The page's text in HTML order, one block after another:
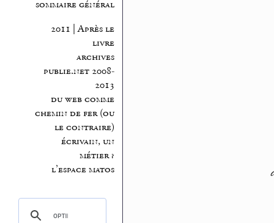
sommaire général
2011 | Après le
livre
archives
publie.net 2008-
2013
du web comme
chemin de fer (ou
le contraire)
écrivain, un
métier ?
l’espace matos